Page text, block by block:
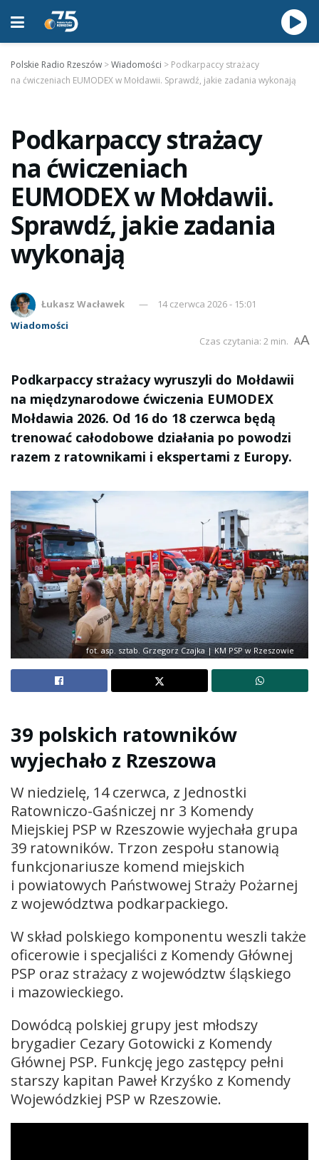
Polskie Radio Rzeszów >Wiadomości > Podkarpaccy strażacy
na ćwiczeniach EUMODEX w Mołdawii. Sprawdź, jakie zadania wykonają
Podkarpaccy strażacy
na ćwiczeniach
EUMODEX w Mołdawii.
Sprawdź, jakie zadania
wykonają
Łukasz Wacławek
14 czerwca 2026 - 15:01
Wiadomości
Czas czytania: 2 min. AA
Podkarpaccy strażacy wyruszyli do Mołdawii
na międzynarodowe ćwiczenia EUMODEX
Mołdawia 2026. Od 16 do 18 czerwca będą
trenować całodobowe działania po powodzi
razem z ratownikami i ekspertami z Europy.
fot. asp. sztab. Grzegorz Czajka | KM PSP w Rzeszowie
39 polskich ratowników
wyjechało z Rzeszowa
W niedzielę, 14 czerwca, z Jednostki
Ratowniczo-Gaśniczej nr 3 Komendy
Miejskiej PSP w Rzeszowie wyjechała grupa
39 ratowników. Trzon zespołu stanowią
funkcjonariusze komend miejskich
i powiatowych Państwowej Straży Pożarnej
z województwa podkarpackiego.
W skład polskiego komponentu weszli także
oficerowie i specjaliści z Komendy Głównej
PSP oraz strażacy z województw śląskiego
i mazowieckiego.
Dowódcą polskiej grupy jest młodszy
brygadier Cezary Gotowicki z Komendy
Głównej PSP. Funkcję jego zastępcy pełni
starszy kapitan Paweł Krzyśko z Komendy
Wojewódzkiej PSP w Rzeszowie.